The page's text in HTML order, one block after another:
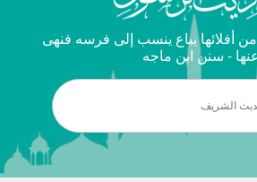
أفلائها يباع ينسب إلى فرسه فنهى
عنها - سنن ابن ماجه